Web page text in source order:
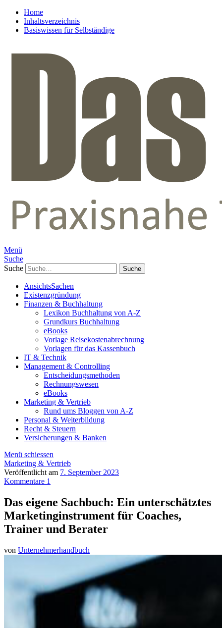
Home
Inhaltsverzeichnis
Basiswissen für Selbständige
Menü
Suche
Suche
AnsichtsSachen
Existenzgründung
Finanzen & Buchhaltung
Lexikon Buchhaltung von A-Z
Grundkurs Buchhaltung
eBooks
Vorlage Reisekostenabrechnung
Vorlagen für das Kassenbuch
IT & Technik
Management & Controlling
Entscheidungsmethoden
Rechnungswesen
eBooks
Marketing & Vertrieb
Rund ums Bloggen von A-Z
Personal & Weiterbildung
Recht & Steuern
Versicherungen & Banken
Menü schiessen
Marketing & Vertrieb
Veröffentlicht am 7. September 2023
Kommentare 1
Das eigene Sachbuch: Ein unterschätztes
Marketinginstrument für Coaches,
Trainer und Berater
von Unternehmerhandbuch